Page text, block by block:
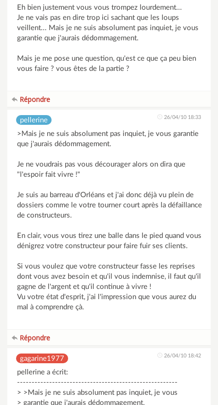
Eh bien justement vous vous trompez lourdement...
Je ne vais pas en dire trop ici sachant que les loups
veillent... Mais je ne suis absolument pas inquiet, je vous
garantie que j'aurais dédommagement.
Mais je me pose une question, qu'est ce que ça peu bien
vous faire ? vous êtes de la partie ?
Répondre
pellerine 26/04/10 18:33
>Mais je ne suis absolument pas inquiet, je vous garantie
que j'aurais dédommagement.
Je ne voudrais pas vous décourager alors on dira que
"l'espoir fait vivre !"
Je suis au barreau d'Orléans et j'ai donc déjà vu plein de
dossiers comme le votre tourner court après la défaillance
de constructeurs.
En clair, vous vous tirez une balle dans le pied quand vous
dénigrez votre constructeur pour faire fuir ses clients.
Si vous voulez que votre constructeur fasse les reprises
dont vous avez besoin et qu'il vous indemnise, il faut qu'il
gagne de l'argent et qu'il continue à vivre !
Vu votre état d'esprit, j'ai l'impression que vous aurez du
mal à comprendre çà.
Répondre
gagarine1977 26/04/10 18:42
pellerine a écrit:
-------------------------------------------------------
> >Mais je ne suis absolument pas inquiet, je vous
> garantie que j'aurais dédommagement.